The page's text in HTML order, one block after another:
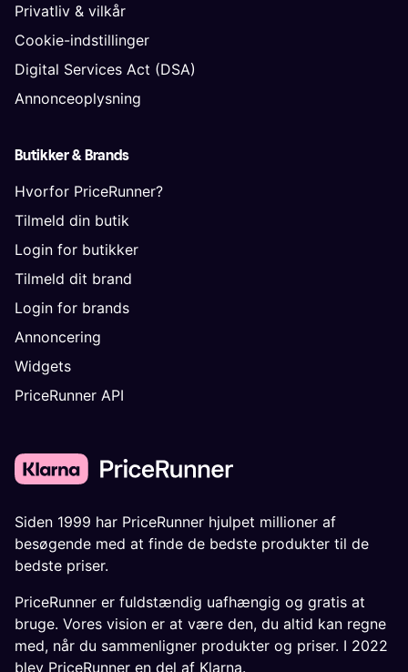
Privatliv & vilkår
Cookie-indstillinger
Digital Services Act (DSA)
Annonceoplysning
Butikker & Brands
Hvorfor PriceRunner?
Tilmeld din butik
Login for butikker
Tilmeld dit brand
Login for brands
Annoncering
Widgets
PriceRunner API
Siden 1999 har PriceRunner hjulpet millioner af
besøgende med at finde de bedste produkter til de
bedste priser.
PriceRunner er fuldstændig uafhængig og gratis at
bruge. Vores vision er at være den, du altid kan regne
med, når du sammenligner produkter og priser. I 2022
blev PriceRunner en del af Klarna.